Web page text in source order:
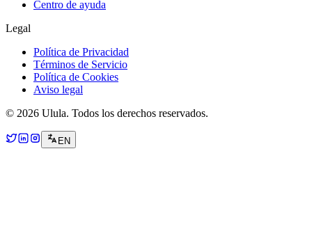
Centro de ayuda
Legal
Política de Privacidad
Términos de Servicio
Política de Cookies
Aviso legal
© 2026 Ulula. Todos los derechos reservados.
EN